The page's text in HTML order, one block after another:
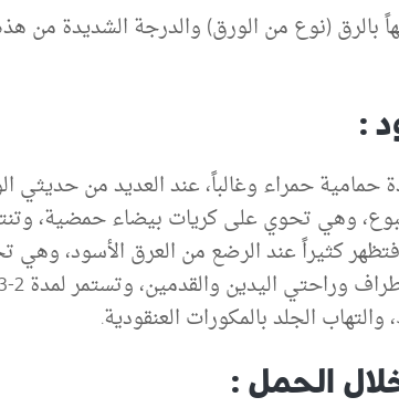
(نوع من الورق) والدرجة الشديدة من
:
وهي تحوي على كريات بيضاء حمضية،
فتظهر كثيراً عند الرضع من العرق الأسود،
الجلد بالمكورات العنقودية.
خلال الحمل :